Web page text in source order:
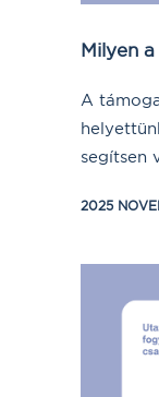
Milyen
A
segítsen
2025